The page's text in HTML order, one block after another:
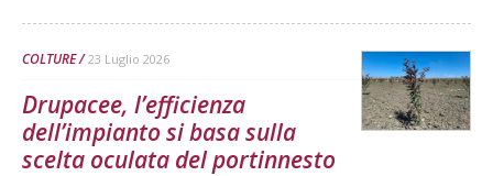
COLTURE 23 Luglio 2026
Drupacee, l’efficienza
dell’impianto si basa sulla
scelta oculata del portinnesto